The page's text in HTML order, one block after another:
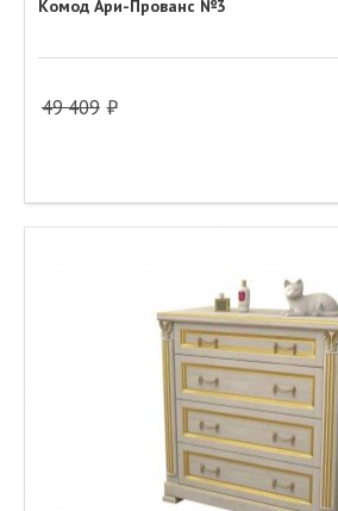
Комод Ари-Прованс №3
49 409